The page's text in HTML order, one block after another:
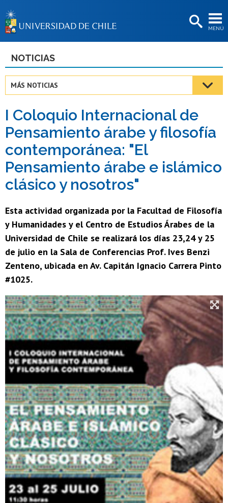
MENÚ
BIBLIOTECAS
Estudiantes
Académicas/os
Funcionarias/os
Egresadas/os
NOTICIAS
MÁS NOTICIAS
I Coloquio Internacional de
Pensamiento árabe y filosofía
contemporánea: "El
Pensamiento árabe e islámico
clásico y nosotros"
Esta actividad organizada por la Facultad de Filosofía
y Humanidades y el Centro de Estudios Árabes de la
Universidad de Chile se realizará los días 23,24 y 25
de julio en la Sala de Conferencias Prof. Ives Benzi
Zenteno, ubicada en Av. Capitán Ignacio Carrera Pinto
#1025.